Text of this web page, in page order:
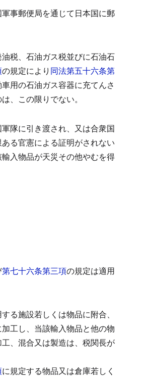
事郵便局を通じて日本国に郵
税、石油ガス税並びに石油石
の規定により 同法第五十六条第
用の石油ガス容器に充てんさ
、この限りでない。
隊に引き渡され、又は合衆国
る官憲による証明がされない
入物品が天災その他やむを得
第七十六条第三項の規定は適用
る施設若しくは物品に附合、
工し、当該輸入物品と他の物
、混合又は製造は、税関長が
に規定する物品又は倉庫若しく